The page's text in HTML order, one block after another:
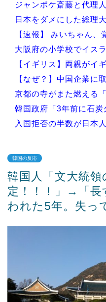
ジャンポケ斎藤と代理
日本をダメにした総理
【速報】 みいちゃん、
大阪府の小学校でイス
【イギリス】両親がイ
【なぜ？】中国企業に
京都の寺がまた燃える
韓国政府「3年前に石炭
入国拒否の半数が日本
Powered by livedoor 相
韓国の反応
韓国人「文大統
定！！！」→「長
われた5年。失っ